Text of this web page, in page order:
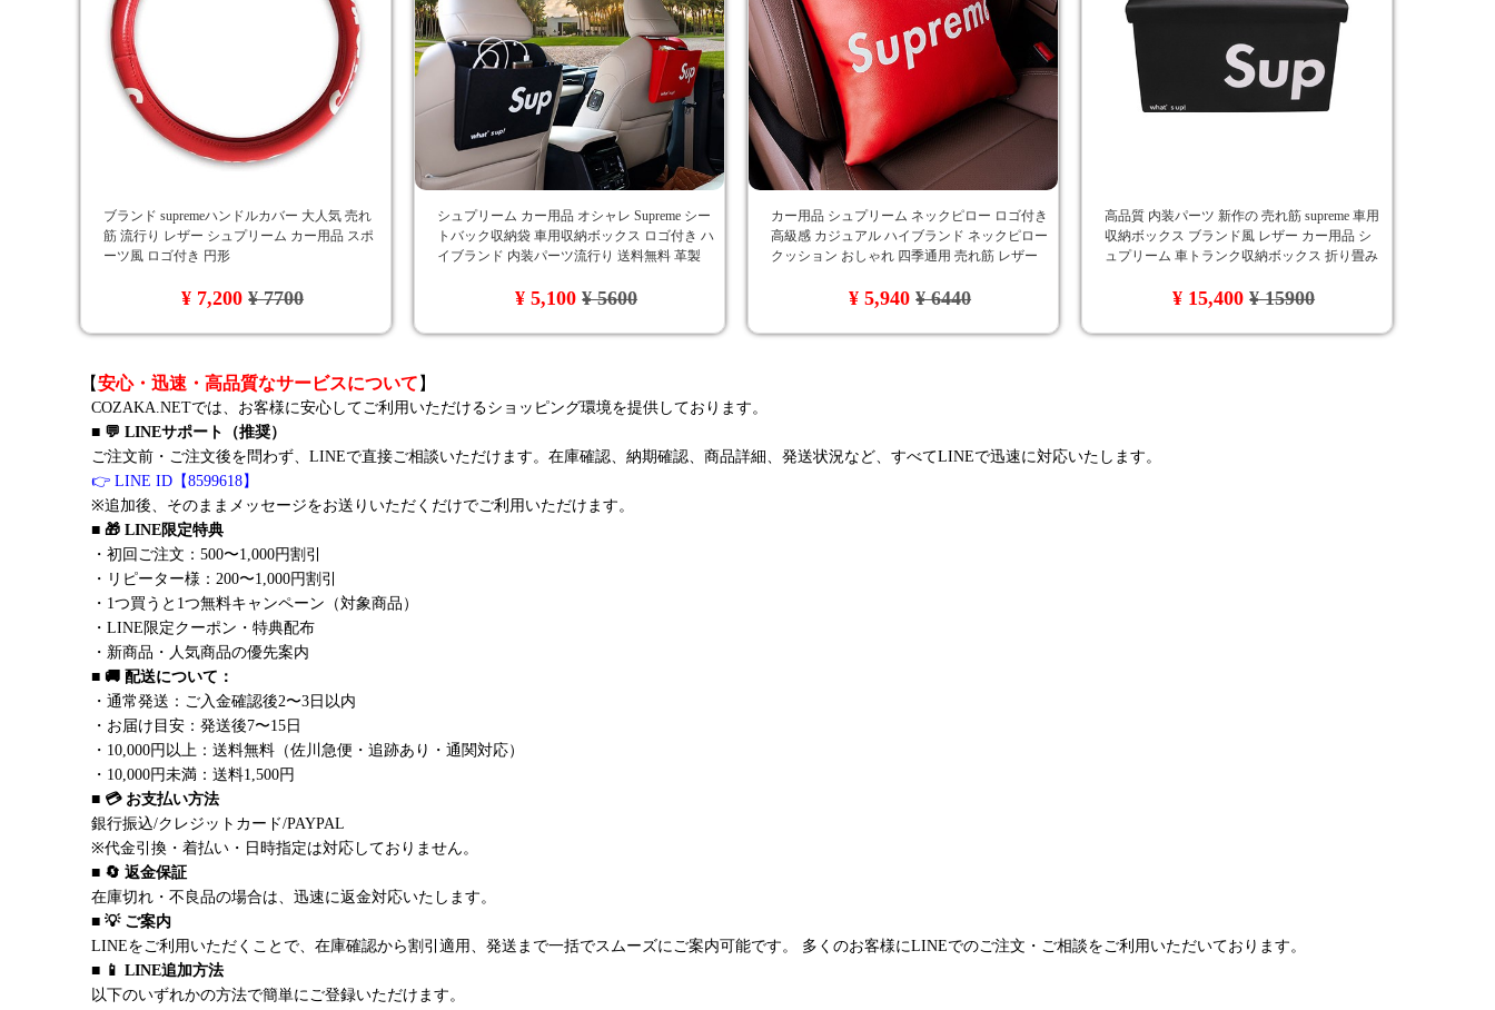
ブランド supremeハンドルカバー 大人気 売れ
筋 流行り レザー シュプリーム カー用品 スポ
ーツ風 ロゴ付き 円形
¥ 7,200¥ 7700
シュプリーム カー用品 オシャレ Supreme シー
トバック収納袋 車用収納ボックス ロゴ付き ハ
イブランド 内装パーツ流行り 送料無料 革製
¥ 5,100¥ 5600
カー用品 シュプリーム ネックピロー ロゴ付き
高級感 カジュアル ハイブランド ネックピロー
クッション おしゃれ 四季通用 売れ筋 レザー
¥ 5,940¥ 6440
高品質 内装パーツ 新作の 売れ筋 supreme 車用
収納ボックス ブランド風 レザー カー用品 シ
ュプリーム 車トランク収納ボックス 折り畳み
¥ 15,400¥ 15900
【安心・迅速・高品質なサービスについて 】
COZAKA.NETでは、お客様に安心してご利用いただけるショッピング環境を提供しております。
■ 💬 LINEサポート（推奨）
ご注文前・ご注文後を問わず、LINEで直接ご相談いただけます。在庫確認、納期確認、商品詳細、発送状況など、すべてLINEで迅速に対応いたします。
👉 LINE ID【8599618】
※追加後、そのままメッセージをお送りいただくだけでご利用いただけます。
■ 🎁 LINE限定特典
・初回ご注文：500〜1,000円割引
・リピーター様：200〜1,000円割引
・1つ買うと1つ無料キャンペーン（対象商品）
・LINE限定クーポン・特典配布
・新商品・人気商品の優先案内
■ 🚚 配送について：
・通常発送：ご入金確認後2〜3日以内
・お届け目安：発送後7〜15日
・10,000円以上：送料無料（佐川急便・追跡あり・通関対応）
・10,000円未満：送料1,500円
■ 💳 お支払い方法
銀行振込/クレジットカード/PAYPAL
※代金引換・着払い・日時指定は対応しておりません。
■ 🔄 返金保証
在庫切れ・不良品の場合は、迅速に返金対応いたします。
■ 💡 ご案内
LINEをご利用いただくことで、在庫確認から割引適用、発送まで一括でスムーズにご案内可能です。 多くのお客様にLINEでのご注文・ご相談をご利用いただいております。
■ 📱 LINE追加方法
以下のいずれかの方法で簡単にご登録いただけます。